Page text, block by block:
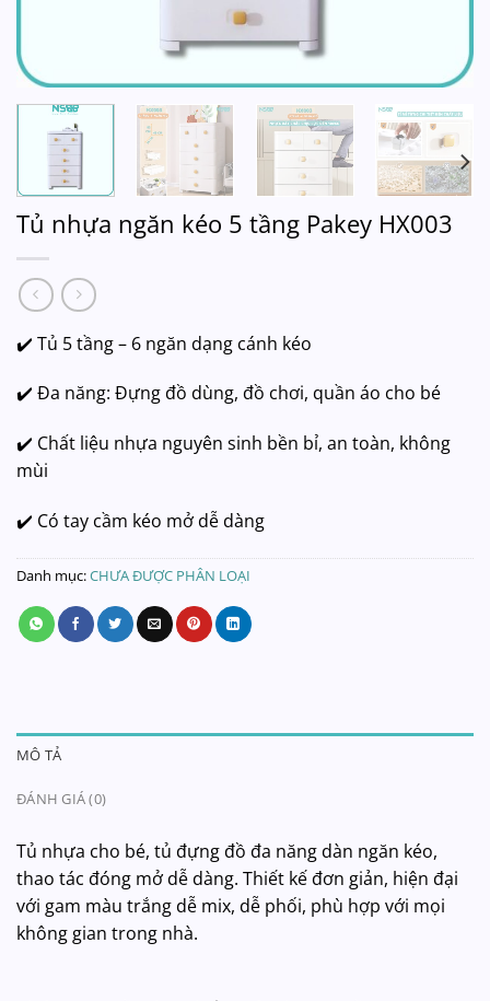
Tủ nhựa ngăn kéo 5 tầng Pakey HX003
✔️ Tủ 5 tầng – 6 ngăn dạng cánh kéo
✔️ Đa năng: Đựng đồ dùng, đồ chơi, quần áo cho bé
✔️ Chất liệu nhựa nguyên sinh bền bỉ, an toàn, không
mùi
✔️ Có tay cầm kéo mở dễ dàng
Danh mục:CHƯA ĐƯỢC PHÂN LOẠI
MÔ TẢ
ĐÁNH GIÁ (0)
Tủ nhựa cho bé, tủ đựng đồ đa năng dàn ngăn kéo,
thao tác đóng mở dễ dàng. Thiết kế đơn giản, hiện đại
với gam màu trắng dễ mix, dễ phối, phù hợp với mọi
không gian trong nhà.